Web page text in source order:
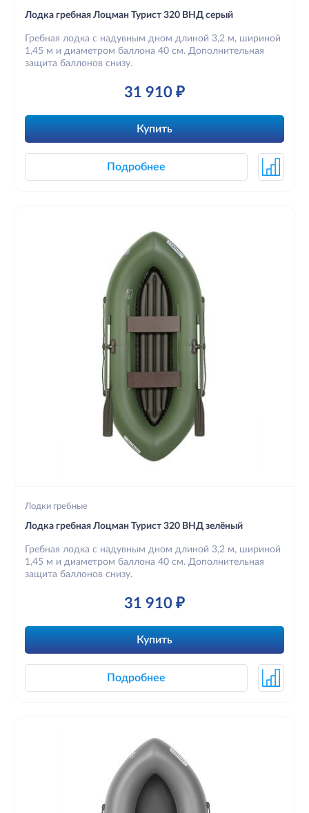
Лодка гребная Лоцман Турист 320 ВНД серый
Гребная лодка с надувным дном длиной 3,2 м, шириной
1,45 м и диаметром баллона 40 см. Дополнительная
защита баллонов снизу.
31 910 ₽
Купить
Подробнее
Лодки гребные
Лодка гребная Лоцман Турист 320 ВНД зелёный
Гребная лодка с надувным дном длиной 3,2 м, шириной
1,45 м и диаметром баллона 40 см. Дополнительная
защита баллонов снизу.
31 910 ₽
Купить
Подробнее